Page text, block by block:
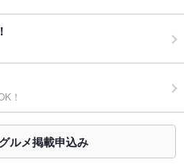
！
ルメ掲載申込み